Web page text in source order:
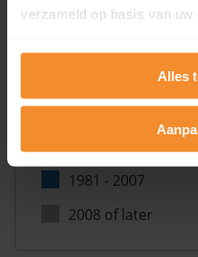
verzameld op basis van uw
Alles
T/m 1945
1981 - 2007
2008 of later